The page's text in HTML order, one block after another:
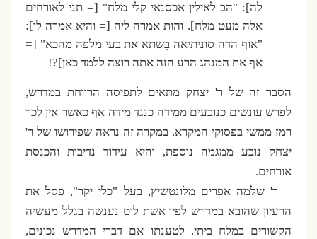
לה]: "הב לאילין אכסנאי קלי מלח" [= תני לאורחים
אלה מעט מלח]. והות אמרה ליה [= והיא אמרה לו]:
"אוף הדה סוניתיאה בִשתא את בעי מלפה מהכא" [=
אף את המנהג הרע הזה אתה רוצה ללמד כאן]?!
הסבר זה של ר' יצחק מתאים לתפיסה הרווחת במדרש,
לפרש עונשים כנובעים ממידה כנגד מידה אף כאשר אין לכך
רמז ממשי בפסוקי המקרא. במקרה זה נראה שפירושו של ר'
יצחק נובע ממגמה נוספת, והיא עידוד נדיבות והכנסת
אורחים.
ר' שלמה אפרים מלונטשיץ, בעל "כלי יקר", פסל את
הרעיון שהובא במדרש לפיו אשת לוט נענשה בגלל מעשיה
הקשורים במלח ביתי. לטענתו אם דברי המדרש נכונים,